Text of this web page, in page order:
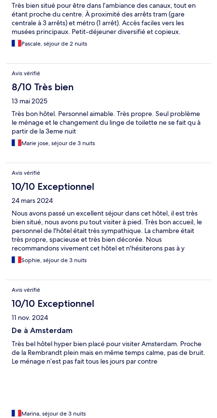
Très bien situé pour être dans l’ambiance des canaux, tout en
étant proche du centre. À proximité des arrêts tram (gare
centrale à 3 arrêts) et métro (1 arrêt). Accès faciles vers les
musées principaux. Petit-déjeuner diversifié et copieux.
Pascale, séjour de 2 nuits
Avis vérifié
8/10 Très bien
13 mai 2025
Très bon hôtel. Personnel aimable. Très propre. Seul problème
le ménage et le changement du linge de toilette ne se fait qu à
partir de la 3eme nuit
Marie jose, séjour de 3 nuits
Avis vérifié
10/10 Exceptionnel
24 mars 2024
Nous avons passé un excellent séjour dans cet hôtel, il est très
bien situé, nous avons pu tout visiter à pied. Très bon accueil, le
personnel de l'hôtel était très sympathique. La chambre était
très propre, spacieuse et très bien décorée. Nous
recommandons vivement cet hôtel et n'hésiterons pas à y
revenir lors d'un prochain séjour !
Sophie, séjour de 3 nuits
Avis vérifié
10/10 Exceptionnel
11 nov. 2024
De à Amsterdam
Très bel hôtel hyper bien placé pour visiter Amsterdam. Proche
de la Rembrandt plein mais en même temps calme, pas de bruit.
Le ménage n’est pas fait tous les jours par contre
Marina, séjour de 3 nuits